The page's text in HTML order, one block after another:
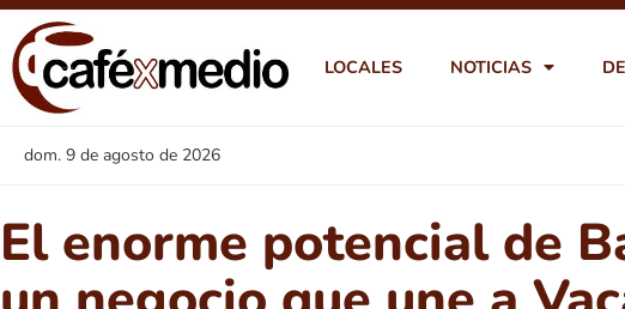
LOCALES NOTICIAS
dom. 9 de agosto de 2026
El enorme potencial de